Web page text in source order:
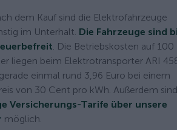
dem Kauf sind die Elektrofahrzeuge
im Unterhalt. Die Fahrzeuge sind
. Die Betriebskosten auf 100
liegen beim Elektrotransporter ARI
einmal rund 3,96 Euro bei einem
von 30 Cent pro kWh. Außerdem sind
Versicherungs-Tarife über unsere
möglich.